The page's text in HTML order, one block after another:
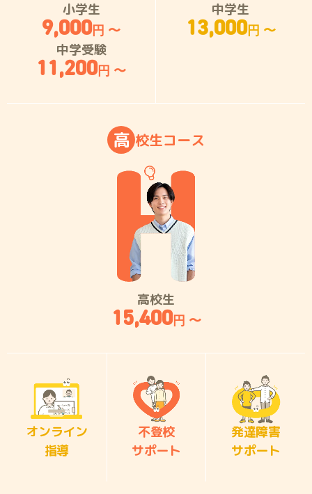
小学生
9,000円 〜
中学受験
11,200円 〜
中学生
13,000円 〜
高 校生コース
高校生
15,400円 〜
オンライン
指導
不登校
サポート
発達障害
サポート